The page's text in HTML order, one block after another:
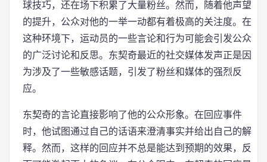
球技巧，还在场下积累了大量粉丝。然而，随着他声望
的提升，公众对他的一举一动都有着极高的关注度。在
这种环境下，运动员的一些言论和行为可能会引发公众
的广泛讨论和反思。东契奇最近的社交媒体发声正是因
为涉及了一些敏感话题，引发了粉丝和媒体的强烈反
应。
东契奇的言论直接影响了他的公众形象。在回应事件
时，他试图通过自己的话语来澄清事实并给出自己的解
释。然而，这样的回应并不总是能达到预期的效果，反